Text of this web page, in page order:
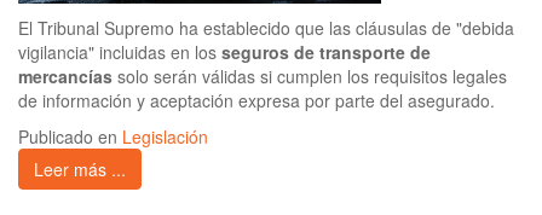
El Tribunal Supremo ha establecido que las cláusulas de "debida
vigilancia" incluidas en los seguros de transporte de
mercancías solo serán válidas si cumplen los requisitos legales
de información y aceptación expresa por parte del asegurado.
Publicado en Legislación
Leer más ...